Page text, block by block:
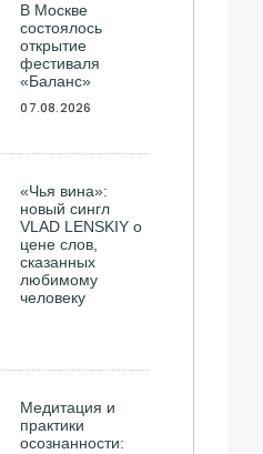
В Москве
состоялось
открытие
фестиваля
«Баланс»
07.08.2026
«Чья вина»:
новый сингл
VLAD LENSKIY о
цене слов,
сказанных
любимому
человеку
Медитация и
практики
осознанности: